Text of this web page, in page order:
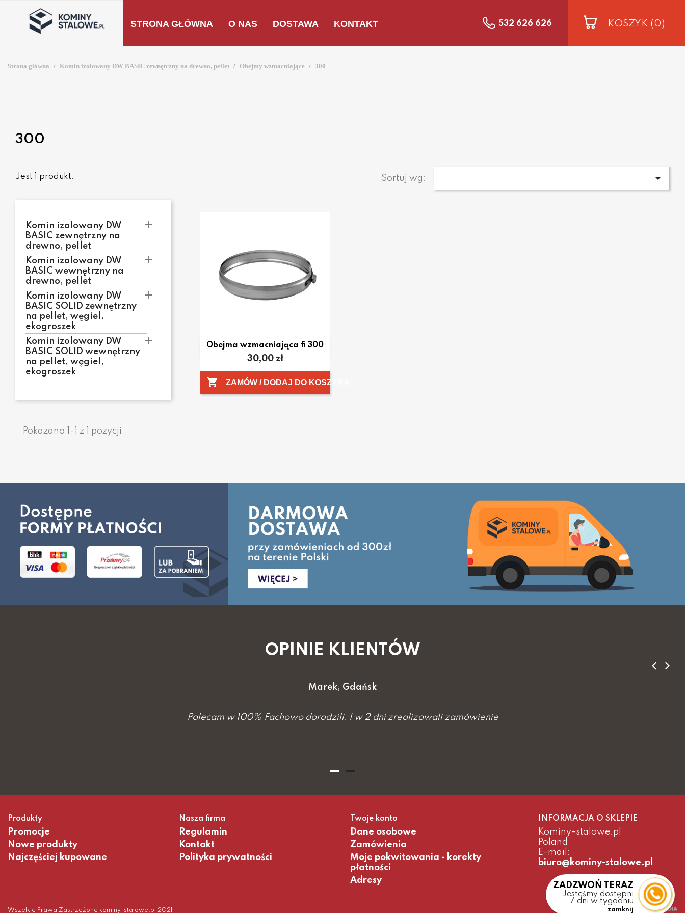
STRONA GŁÓWNA O NAS DOSTAWA KONTAKT 532 626 626 KOSZYK (0)
Strona główna Komin izolowany DW BASIC zewnętrzny na drewno, pellet Obejmy wzmacniające 300
300
Jest 1 produkt. Sortuj wg: 
Komin izolowany DW
BASIC zewnętrzny na
drewno, pellet

Komin izolowany DW
BASIC wewnętrzny na
drewno, pellet

Komin izolowany DW
BASIC SOLID zewnętrzny
na pellet, węgiel,
ekogroszek

Komin izolowany DW
BASIC SOLID wewnętrzny
na pellet, węgiel,
ekogroszek
 Obejma wzmacniająca fi 300
Cena
30,00 zł
 ZAMÓW / DODAJ DO KOSZYKA
Szybki podgląd
Pokazano 1-1 z 1 pozycji
OPINIE KLIENTÓW
Marek, Gdańsk
Polecam w 100% Fachowo doradzili. I w 2 dni zrealizowali zamówienie
Produkty
Promocje
Nowe produkty
Najczęściej kupowane
Nasza firma
Regulamin
Kontakt
Polityka prywatności
Twoje konto
Dane osobowe
Zamówienia
Moje pokwitowania - korekty
płatności
Adresy
INFORMACJA O SKLEPIE
Kominy-stalowe.pl
Poland
E-mail:
biuro@kominy-stalowe.pl
Wszelkie Prawa Zastrzeżone kominy-stalowe.pl 2021
ZADZWOŃ TERAZ
Jesteśmy dostępni
7 dni w tygodniu
zamknij